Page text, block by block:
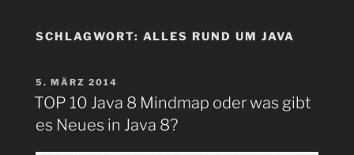
SCHLAGWORT: ALLES RUND UM JAVA
VERÖFFENTLICHT
AM
5. MÄRZ 2014
TOP 10 Java 8 Mindmap oder was gibt
es Neues in Java 8?